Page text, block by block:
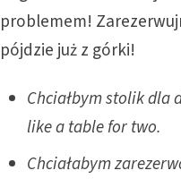
problemem!
pójdzie już z górki!
Chciałbym stolik dla
like a table for two.
Chciałabym